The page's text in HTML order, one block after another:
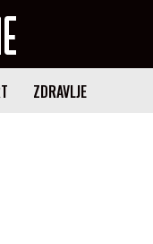
ZDRAVLJE